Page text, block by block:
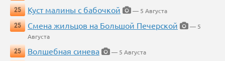
25
Куст малины с бабочкой
— 5 Августа
25
Смена жильцов на Большой Печерской
— 5
Августа
25
Волшебная синева
— 5 Августа